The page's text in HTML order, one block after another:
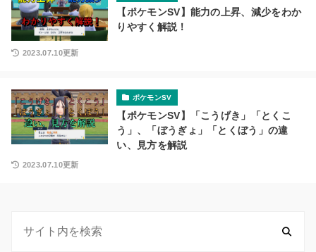
【ポケモンSV】能力の上昇、減少をわか
りやすく解説！
2023.07.10更新
ポケモンSV
【ポケモンSV】「こうげき」「とくこ
う」、「ぼうぎょ」「とくぼう」の違
い、見方を解説
2023.07.10更新